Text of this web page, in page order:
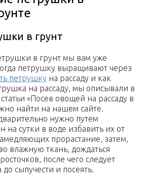
в грунт
в грунт мы вам уже
петрушку выращивают через
петрушку на рассаду и как
на рассаду, мы описывали в
«Посев овощей на рассаду в
найти на нашем сайте.
нужно путем
на сутки в воде избавить их от
прорастание, затем,
влажную ткань, дождаться
после чего следует
сыпучести и посеять.